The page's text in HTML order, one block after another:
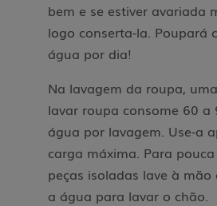
bem e se estiver avariada
logo conserta-la. Poupará
água por dia!
Na lavagem da roupa,
lavar roupa consome 60 a
água por lavagem. Use-a
carga máxima. Para
peças isoladas lave à mão
a água para lavar o chão.